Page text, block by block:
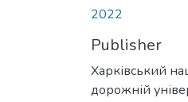
2022
Publisher
Харківський
дорожній